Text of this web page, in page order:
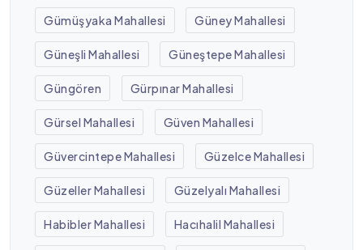
Gümüşyaka Mahallesi Güney Mahallesi
Güneşli Mahallesi Güneştepe Mahallesi
Güngören Gürpınar Mahallesi
Gürsel Mahallesi Güven Mahallesi
Güvercintepe Mahallesi Güzelce Mahallesi
Güzeller Mahallesi Güzelyalı Mahallesi
Habibler Mahallesi Hacıhalil Mahallesi